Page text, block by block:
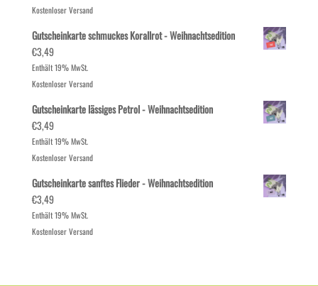
Kostenloser Versand
Gutscheinkarte schmuckes Korallrot - Weihnachtsedition
€3,49
Enthält 19% MwSt.
Kostenloser Versand
Gutscheinkarte lässiges Petrol - Weihnachtsedition
€3,49
Enthält 19% MwSt.
Kostenloser Versand
Gutscheinkarte sanftes Flieder - Weihnachtsedition
€3,49
Enthält 19% MwSt.
Kostenloser Versand